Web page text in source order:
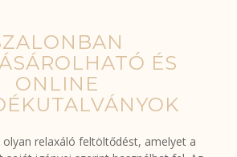
ÉS
ONLINE
olyan relaxáló feltöltődést, amelyet a